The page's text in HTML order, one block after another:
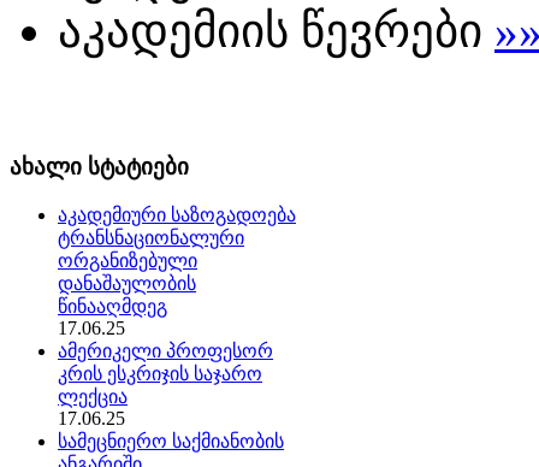
აკადემიის წევრები
ახალი სტატიები
აკადემიური საზოგადოება
ტრანსნაციონალური
ორგანიზებული
დანაშაულობის
წინააღმდეგ
17.06.25
ამერიკელი პროფესორ
კრის ესკრიჯის საჯარო
ლექცია
17.06.25
სამეცნიერო საქმიანობის